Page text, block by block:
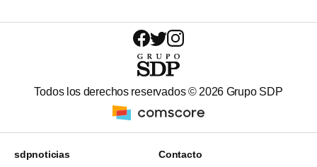
Todos los derechos reservados ©2026 Grupo SDP
sdpnoticias Contacto